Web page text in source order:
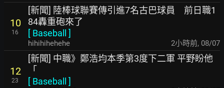
10
16
[新聞] 陸棒球聯賽傳引進7名古巴球員 前日職1
84轟重砲來了
[ Baseball ]
hihihihehehe 2小時前, 08/07
12
23
[新聞] 中職》鄭浩均本季第3度下二軍 平野盼他
「
[ Baseball ]